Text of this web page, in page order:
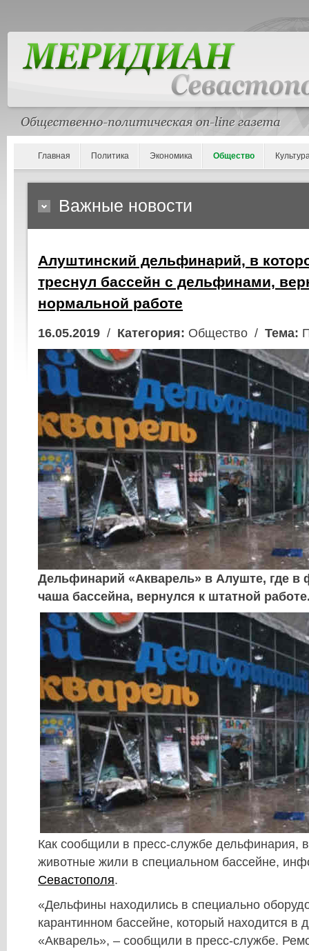
Главная Политика Экономика Общество
Важные новости
Алуштинский дельфинарий, в
треснул бассейн с дельфинами,
нормальной работе
16.05.2019 / Категория: Общество / Тема:
Дельфинарий «Акварель» в Алуште, где в
чаша бассейна, вернулся к штатной
Как сообщили в пресс-службе дельфинария,
животные жили в специальном бассейне,
Севастополя.
«Дельфины находились в специально
карантинном бассейне, который находится в
«Акварель», – сообщили в пресс-службе.